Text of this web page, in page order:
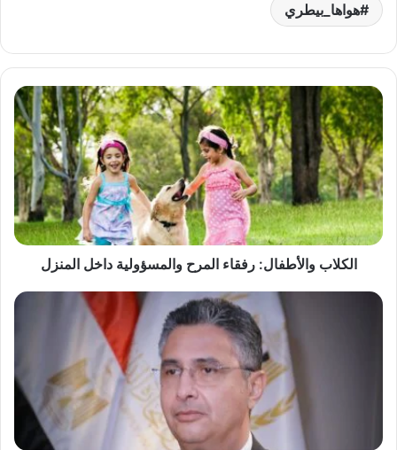
هواها_بيطري
الكلاب
والأطفال:
رفقاء
المرح
والمسؤولية
داخل
المنزل
الكلاب والأطفال: رفقاء المرح والمسؤولية داخل المنزل
وزير